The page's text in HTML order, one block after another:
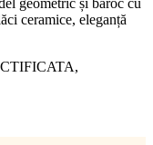
geometric și baroc cu
ceramice, eleganță